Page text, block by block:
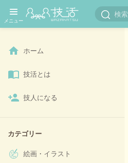
ホーム
技活とは
技人になる
カテゴリー
絵画・イラスト